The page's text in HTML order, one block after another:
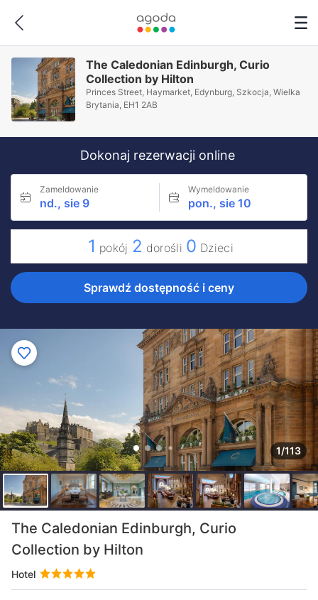
The Caledonian Edinburgh, Curio
Collection by Hilton
Princes Street, Haymarket, Edynburg, Szkocja, Wielka
Brytania, EH1 2AB
Dokonaj rezerwacji online
Zameldowanie
nd., sie 9
Wymeldowanie
pon., sie 10
1 pokój 2 dorośli 0 Dzieci
Sprawdź dostępność i ceny
1/113
The Caledonian Edinburgh, Curio
Collection by Hilton
Hotel